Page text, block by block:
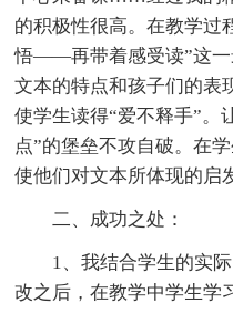
的积极性很高。在教学
悟——再带着感受读”这一
文本的特点和孩子们的表
使学生读得“爱不释手”。
点”的堡垒不攻自破。在
使他们对文本所体现的启
二、成功之处：
1、我结合学生的实
改之后，在教学中学生学